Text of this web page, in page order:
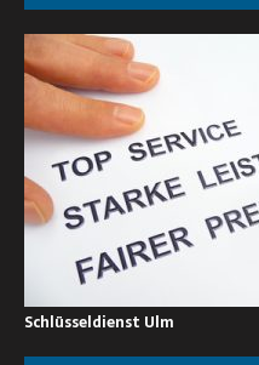
Schlüsseldienst Ulm